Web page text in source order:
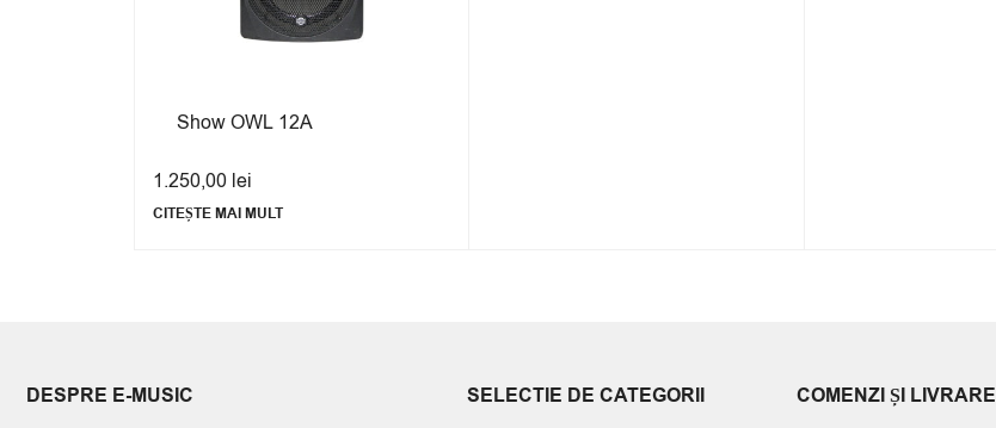
Show OWL 12A
1.250,00 lei
CITEȘTE MAI MULT
DESPRE E-MUSIC
SELECTIE DE CATEGORII
COMENZI ȘI LIVRARE